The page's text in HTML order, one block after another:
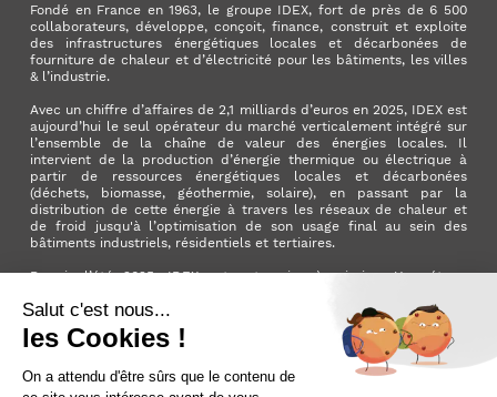
Fondé en France en 1963, le groupe IDEX, fort de près de 6 500
collaborateurs, développe, conçoit, finance, construit et exploite
des infrastructures énergétiques locales et décarbonées de
fourniture de chaleur et d’électricité pour les bâtiments, les villes
& l’industrie.
Avec un chiffre d’affaires de 2,1 milliards d’euros en 2025, IDEX est
aujourd’hui le seul opérateur du marché verticalement intégré sur
l’ensemble de la chaîne de valeur des énergies locales. Il
intervient de la production d’énergie thermique ou électrique à
partir de ressources énergétiques locales et décarbonées
(déchets, biomasse, géothermie, solaire), en passant par la
distribution de cette énergie à travers les réseaux de chaleur et
de froid jusqu'à l’optimisation de son usage final au sein des
bâtiments industriels, résidentiels et tertiaires.
Depuis l’été 2025, IDEX est entreprise à mission. Une étape
positif pour la planète et pour la société.
FacebookInstagramYouTube